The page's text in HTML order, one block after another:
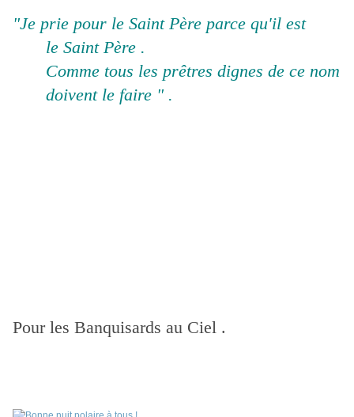
"Je prie pour le Saint Père parce qu'il est
le Saint Père .
Comme tous les prêtres dignes de ce nom
doivent le faire " .
Pour les Banquisards au Ciel .